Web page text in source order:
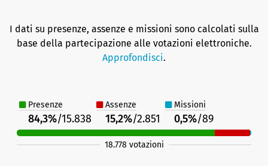
I dati su presenze, assenze e missioni sono calcolati sulla
base della partecipazione alle votazioni elettroniche.
Approfondisci.
Presenze Assenze Missioni
84,3%/15.838 15,2%/2.851 0,5%/89
18.778 votazioni